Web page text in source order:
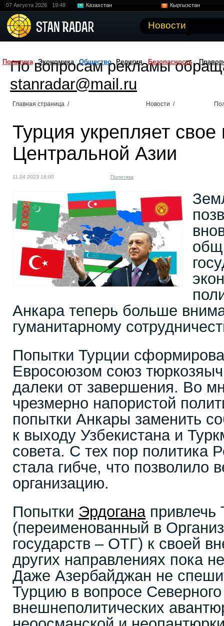
07 Августа 2026 19:48 Казахстан
Кыргызстан
Новости
Политика Экономика Общество Религия Безопасность
По вопросам рекламы
stanradar@mail.ru
Главная страница / Новости /
Турция укрепляет свое
Центральной Азии
11.04.2023 18:00 Политика
Анкара теперь больше
гуманитарному
Попытки Турции
Евросоюзом союз
далеки от завершения. Во
чрезмерно напористой
попытки Анкары заменить
к выходу Узбекистана и
совета. С тех пор политика
стала гибче, что позволило
организацию.
Попытки Эрдоганапривлечь
(переименованный в
государств – ОТГ) к своей
других направлениях пока
Даже Азербайджан не
Турцию в вопросе
внешнеполитических